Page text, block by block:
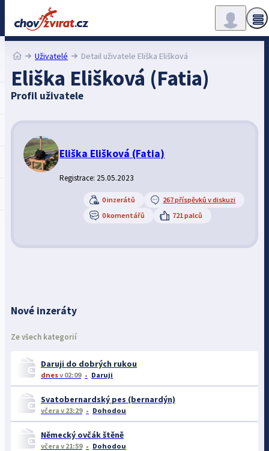
Uživatelé Detail uživatele Eliška Elišková
Eliška Elišková (Fatia)
Profil uživatele
Eliška Elišková (Fatia)
Registrace: 25.05.2023
0 inzerátů
267 příspěvků v diskuzi
0 komentářů
721 palců
Nové inzeráty
Ze všech kategorií
Daruji do dobrých rukou
dnesv 02:09 Daruji
Svatobernardský pes (bernardýn)
včera v 23:29 Dohodou
Německý ovčák štěně
včera v 21:59 Dohodou